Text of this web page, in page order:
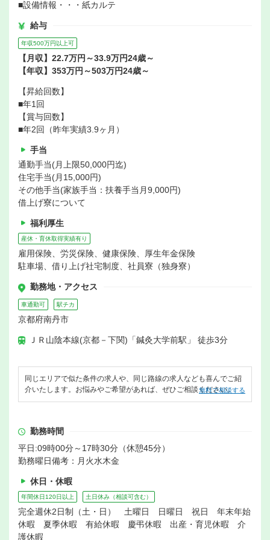
■設備情報・・・紙カルテ
給与
年収500万円以上可
【月収】22.7万円～33.9万円24歳～
【年収】353万円～503万円24歳～
【昇給回数】
■年1回
【賞与回数】
■年2回（昨年実績3.9ヶ月）
手当
通勤手当(月上限50,000円迄)
住宅手当(月15,000円)
その他手当(家族手当：扶養手当月9,000円)
借上げ寮について
福利厚生
産休・育休取得実績有り
雇用保険、労災保険、健康保険、厚生年金保険
駐車場、借り上げ社宅制度、社員寮（独身寮）
勤務地・アクセス
車通勤可 駅チカ
京都府南丹市
ＪＲ山陰本線(京都－下関)「鍼灸大学前駅」 徒歩3分
同じエリアで似た条件の求人や、同じ路線の求人なども喜んでご紹
介いたします。お悩みやご希望があれば、ぜひご相談ください。
無料で相談する
勤務時間
平日:09時00分～17時30分（休憩45分）
勤務曜日備考：月火水木金
休日・休暇
年間休日120日以上 土日休み（相談可含む）
完全週休2日制（土・日） 土曜日 日曜日 祝日 年末年始
休暇 夏季休暇 有給休暇 慶弔休暇 出産・育児休暇 介
護休暇